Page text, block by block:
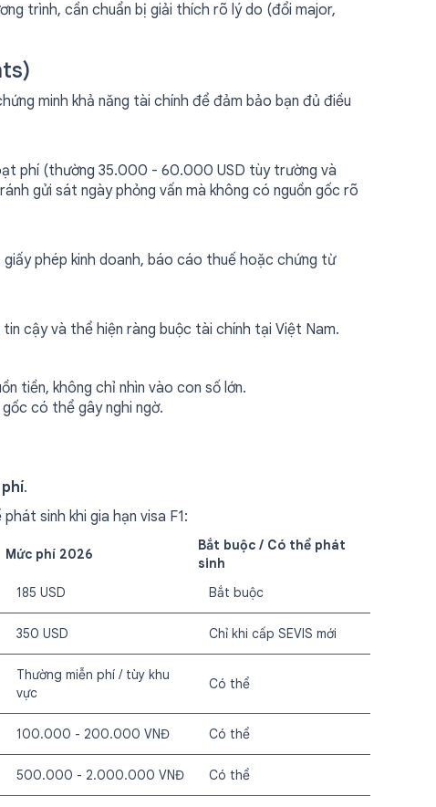
trình, cần chuẩn bị giải thích rõ lý do (đổi major,
minh khả năng tài chính để đảm bảo bạn đủ điều
phí (thường 35.000 - 60.000 USD tùy trường và
gửi sát ngày phỏng vấn mà không có nguồn gốc rõ
phép kinh doanh, báo cáo thuế hoặc chứng từ
cậy và thể hiện ràng buộc tài chính tại Việt Nam.
tiền, không chỉ nhìn vào con số lớn.
có thể gây nghi ngờ.
.
sinh khi gia hạn visa F1:
Mức phí 2026
Bắt buộc / Có thể phát
sinh
185 USD Bắt buộc
350 USD Chỉ khi cấp SEVIS mới
Thường miễn phí / tùy khu
vực
Có thể
100.000 - 200.000 VNĐ Có thể
500.000 - 2.000.000 VNĐ Có thể